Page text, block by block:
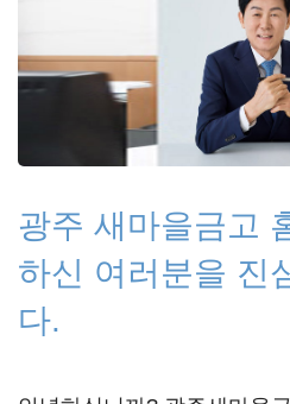
광주 새마을금고
하신 여러분을 진
다.